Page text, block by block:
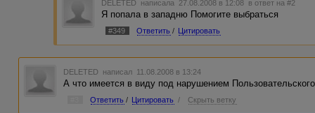
DELETED написала 27.08.2008 в 12:08 в ответ на #2
Я попала в западню Помогите выбраться
#349 Ответить / Цитировать
DELETED написал 11.08.2008 в 13:24
А что имеется в виду под нарушением
Ответить / Цитировать / Скрыть ветку